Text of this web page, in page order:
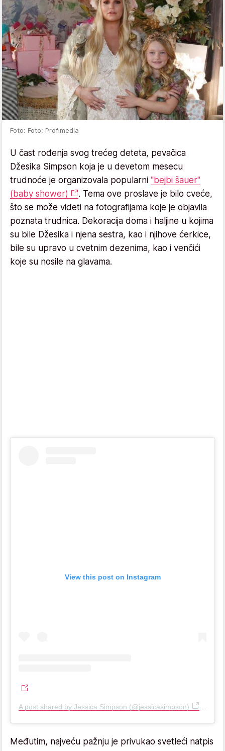
Foto: Foto: Profimedia
U čast rođenja svog trećeg deteta, pevačica
Džesika Simpson koja je u devetom mesecu
trudnoće je organizovala popularni "bejbi šauer"
(baby shower)
. Tema ove proslave je bilo cveće,
što se može videti na fotografijama koje je objavila
poznata trudnica. Dekoracija doma i haljine u kojima
su bile Džesika i njena sestra, kao i njihove ćerkice,
bile su upravo u cvetnim dezenima, kao i venčići
koje su nosile na glavama.
View this post on Instagram
A post shared by Jessica Simpson (@jessicasimpson)
Međutim, najveću pažnju je privukao svetleći natpis